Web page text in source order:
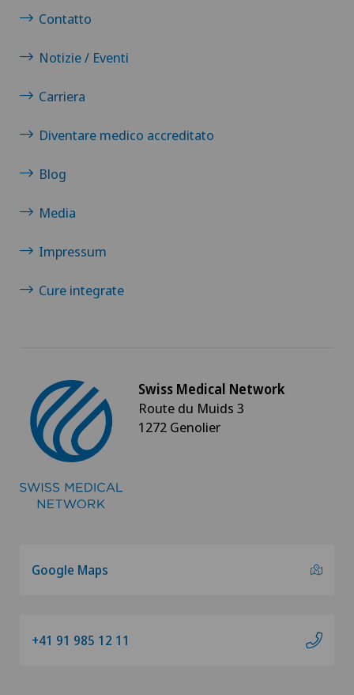
Dolore al tallone
Dolore muscolo-scheletrico
Drenaggio linfatico
Ematologia
Emorroidi
Endocrinologia
Ernia del disco cervicale – ernia discale cervicale
Ernia del disco lombare
Farmacia clinica
Fisioterapia
Contatto
Notizie / Eventi
Carriera
Diventare medico accreditato
Blog
Media
Impressum
Cure integrate
Swiss Medical Network
Route du Muids 3
1272 Genolier
Google Maps
+41 91 985 12 11